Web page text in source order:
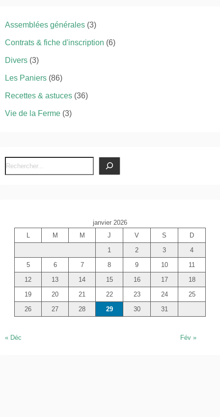
Assemblées générales (3)
Contrats & fiche d'inscription (6)
Divers (3)
Les Paniers (86)
Recettes & astuces (36)
Vie de la Ferme (3)
R
e
janvier 2026
L
M M J V S
D
1
2 3
4
5
6 7 8 9 10
11
12
13 14 15 16 17
18
19
20 21 22 23 24
25
26
27 28 29 30 31
« Déc Fév »